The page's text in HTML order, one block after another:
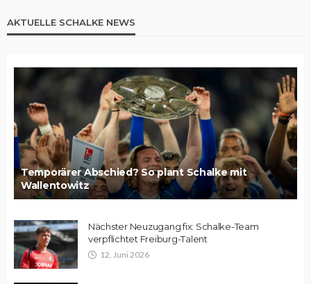
AKTUELLE SCHALKE NEWS
Temporärer Abschied? So plant Schalke mit
Wallentowitz
Nächster Neuzugang fix: Schalke-Team
verpflichtet Freiburg-Talent
12. Juni 2026